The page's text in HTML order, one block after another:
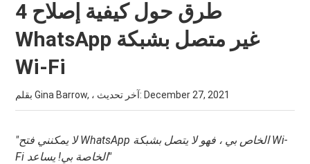
4 طرق حول كيفية إصلاح
WhatsApp غير متصل بشبكة
Wi-Fi
بقلم Gina Barrow, ، آخر تحديث: December 27, 2021
"لا يمكنني فتح WhatsApp الخاص بي ، فهو لا يتصل بشبكة Wi-
Fi الخاصة بي! يساعد"